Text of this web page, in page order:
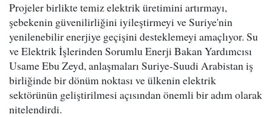
Projeler birlikte temiz elektrik üretimini artırmayı,
şebekenin güvenilirliğini iyileştirmeyi ve Suriye'nin
yenilenebilir enerjiye geçişini desteklemeyi amaçlıyor. Su
ve Elektrik İşlerinden Sorumlu Enerji Bakan Yardımcısı
Usame Ebu Zeyd, anlaşmaları Suriye-Suudi Arabistan iş
birliğinde bir dönüm noktası ve ülkenin elektrik
sektörünün geliştirilmesi açısından önemli bir adım olarak
nitelendirdi.